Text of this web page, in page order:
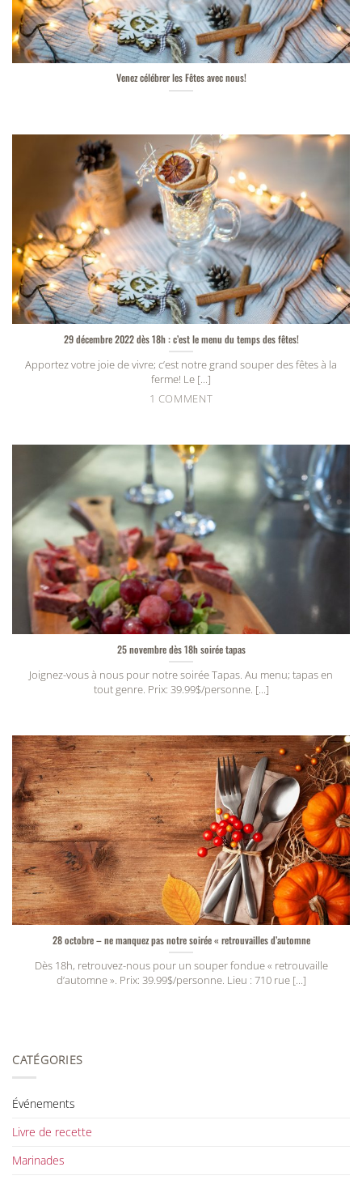
CATÉGORIES
Événements
Livre de recette
Marinades
Venez célébrer les Fêtes avec nous!
29 décembre 2022 dès 18h : c’est le menu du temps des fêtes!
Apportez votre joie de vivre; c’est notre grand souper des fêtes à la
ferme! Le [...]
1 COMMENT
25 novembre dès 18h soirée tapas
Joignez-vous à nous pour notre soirée Tapas. Au menu; tapas en
tout genre. Prix: 39.99$/personne. [...]
28 octobre – ne manquez pas notre soirée « retrouvailles d’automne
Dès 18h, retrouvez-nous pour un souper fondue « retrouvaille
d’automne ». Prix: 39.99$/personne. Lieu : 710 rue [...]